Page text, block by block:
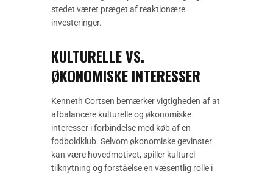
stedet været præget af reaktionære
investeringer.
KULTURELLE VS.
ØKONOMISKE INTERESSER
Kenneth Cortsen bemærker vigtigheden af at
afbalancere kulturelle og økonomiske
interesser i forbindelse med køb af en
fodboldklub. Selvom økonomiske gevinster
kan være hovedmotivet, spiller kulturel
tilknytning og forståelse en væsentlig rolle i